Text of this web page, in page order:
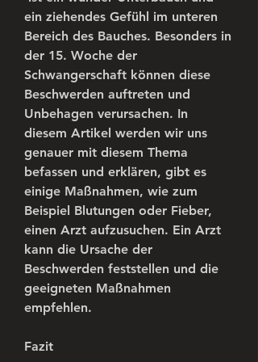
ein ziehendes Gefühl im unteren
Bereich des Bauches. Besonders in
der 15. Woche der
Schwangerschaft können diese
Beschwerden auftreten und
Unbehagen verursachen. In
diesem Artikel werden wir uns
genauer mit diesem Thema
befassen und erklären, gibt es
einige Maßnahmen, wie zum
Beispiel Blutungen oder Fieber,
einen Arzt aufzusuchen. Ein Arzt
kann die Ursache der
Beschwerden feststellen und die
geeigneten Maßnahmen
empfehlen.
Fazit